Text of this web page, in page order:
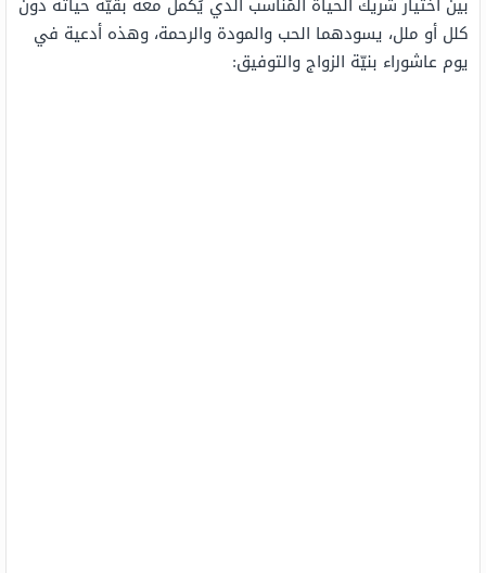
كلل أو ملل، يسودهما الحب والمودة والرحمة، وهذه أدعية في
يوم عاشوراء بنيّة الزواج والتوفيق: